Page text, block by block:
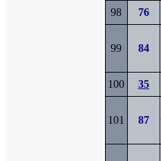
98 76
99 84
100 35
101 87